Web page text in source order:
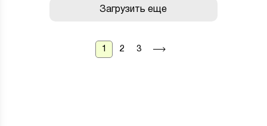
Загрузить еще
1 2 3